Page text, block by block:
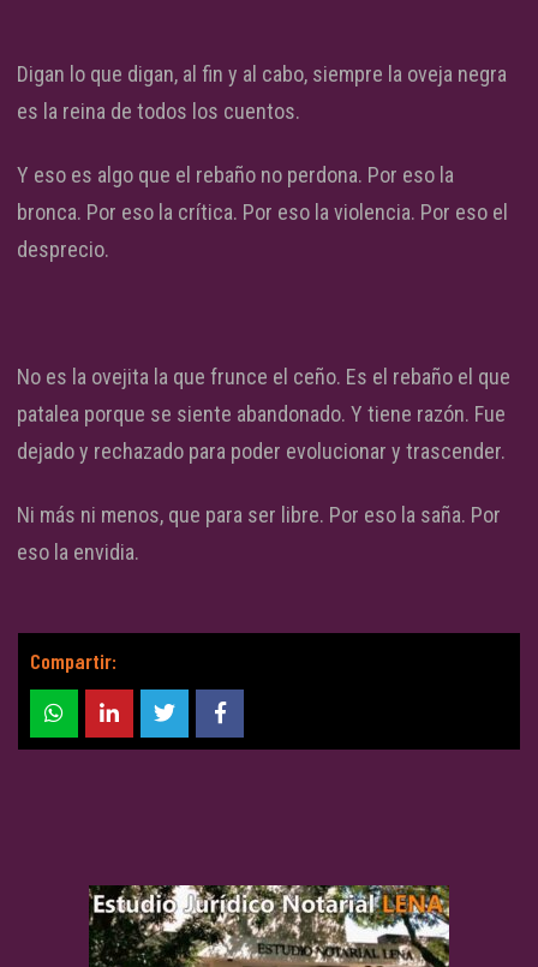
Digan lo que digan, al fin y al cabo, siempre la oveja negra
es la reina de todos los cuentos.
Y eso es algo que el rebaño no perdona. Por eso la
bronca. Por eso la crítica. Por eso la violencia. Por eso el
desprecio.
No es la ovejita la que frunce el ceño. Es el rebaño el que
patalea porque se siente abandonado. Y tiene razón. Fue
dejado y rechazado para poder evolucionar y trascender.
Ni más ni menos, que para ser libre. Por eso la saña. Por
eso la envidia.
Compartir: